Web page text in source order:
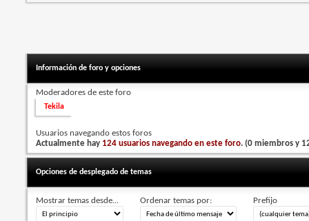
Información de foro y opciones
Moderadores de este foro
Tekila
Usuarios navegando estos foros
Actualmente hay 124 usuarios navegando en este foro. (0 miembros y
Opciones de desplegado de temas
Mostrar temas desde... Ordenar temas por: Prefijo